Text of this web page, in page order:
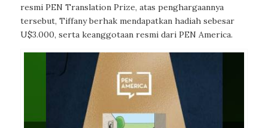
resmi PEN Translation Prize, atas penghargaannya
tersebut, Tiffany berhak mendapatkan hadiah sebesar
U$3.000, serta keanggotaan resmi dari PEN America.